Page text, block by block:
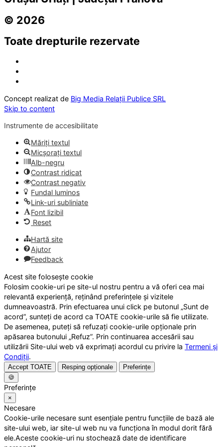
© 2026
Toate drepturile rezervate
Concept realizat de Big Media Relații Publice SRL
Skip to content
Instrumente de accesibilitate
Măriți textul
Micșorați textul
Alb-negru
Contrast ridicat
Contrast negativ
Fundal luminos
Link-uri subliniate
Font lizibil
Reset
Hartă site
Ajutor
Feedback
Acest site folosește cookie
Folosim cookie-uri pe site-ul nostru pentru a vă oferi cea mai
relevantă experiență, reținând preferințele și vizitele
dumneavoastră. Prin efectuarea unui click pe butonul „Sunt de
acord”, sunteți de acord ca TOATE cookie-urile să fie utilizate.
De asemenea, puteți să refuzați cookie-urile opționale prin
apăsarea butonului „Refuz”. Prin continuarea accesării sau
utilizării Site-ului web vă exprimați acordul cu privire la Termeni și
Condiții.
Accept TOATE Resping opționale
Preferințe
🍪
Preferințe
×
Necesare
Cookie-urile necesare sunt esențiale pentru funcțiile de bază ale
site-ului web, iar site-ul web nu va funcționa în modul dorit fără
ele.Aceste cookie-uri nu stochează date de identificare